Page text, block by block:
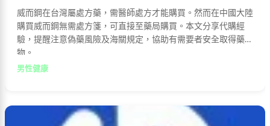
威而鋼在台灣屬處方藥，需醫師處方才能購買。然而在中國大陸
購買威而鋼無需處方箋，可直接至藥局購買。本文分享代購經
驗，提醒注意偽藥風險及海關規定，協助有需要者安全取得藥
物。
男性健康